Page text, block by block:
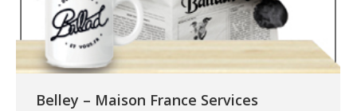
Belley – Maison France Services